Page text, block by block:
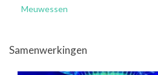
Meuwessen
Samenwerkingen